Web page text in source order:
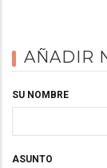
AÑADIR
SU NOMBRE
ASUNTO